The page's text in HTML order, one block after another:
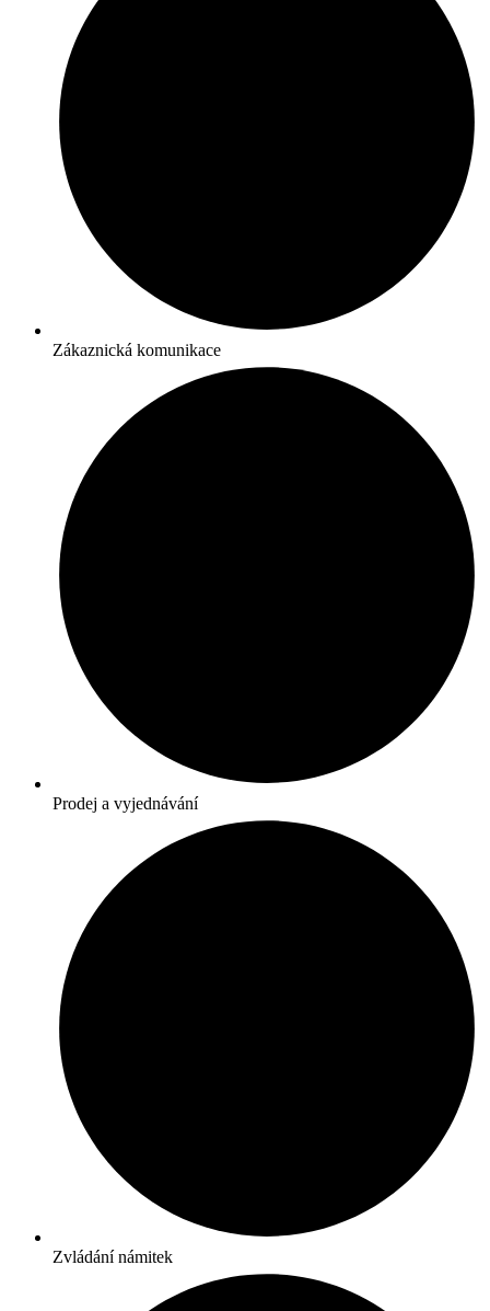
Zákaznická komunikace
Prodej a vyjednávání
Zvládání námitek